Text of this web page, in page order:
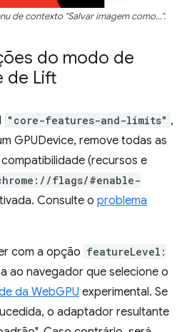
de contexto "Salvar imagem como…".
do modo de
de Lift
"core-features-and-limits" ,
GPUDevice, remove todas as
(recursos e
flags/#enable-
Consulte o problema
com a opção featureLevel:
ao navegador que selecione o
da WebGPU experimental. Se
o adaptador resultante